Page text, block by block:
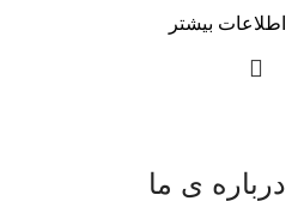
اطلاعات بیشتر
درباره ی ما